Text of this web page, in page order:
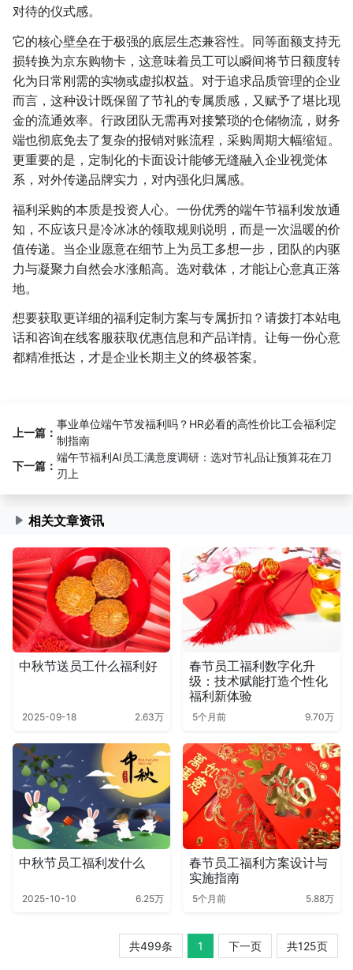
对待的仪式感。
它的核心壁垒在于极强的底层生态兼容性。同等面额支持无
损转换为京东购物卡，这意味着员工可以瞬间将节日额度转
化为日常刚需的实物或虚拟权益。对于追求品质管理的企业
而言，这种设计既保留了节礼的专属质感，又赋予了堪比现
金的流通效率。行政团队无需再对接繁琐的仓储物流，财务
端也彻底免去了复杂的报销对账流程，采购周期大幅缩短。
更重要的是，定制化的卡面设计能够无缝融入企业视觉体
系，对外传递品牌实力，对内强化归属感。
福利采购的本质是投资人心。一份优秀的端午节福利发放通
知，不应该只是冷冰冰的领取规则说明，而是一次温暖的价
值传递。当企业愿意在细节上为员工多想一步，团队的内驱
力与凝聚力自然会水涨船高。选对载体，才能让心意真正落
地。
想要获取更详细的福利定制方案与专属折扣？请拨打本站电
话和咨询在线客服获取优惠信息和产品详情。让每一份心意
都精准抵达，才是企业长期主义的终极答案。
上一篇：
事业单位端午节发福利吗？HR必看的高性价比工会福利定
制指南
下一篇：
端午节福利AI员工满意度调研：选对节礼品让预算花在刀
刃上
相关文章资讯
中秋节送员工什么福利好
2025-09-18 2.63万
春节员工福利数字化升
级：技术赋能打造个性化
福利新体验
5个月前 9.70万
中秋节员工福利发什么
2025-10-10 6.25万
春节员工福利方案设计与
实施指南
5个月前 5.88万
共499条 1 下一页 共125页